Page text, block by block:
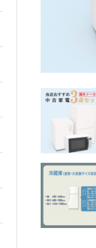
中古家電2点セット(冷
中古家電3点セット(冷
中古家電4点セット(冷
庫・洗濯機・レンジ・
中古家電5点セット（
庫・洗濯機・レンジ・
デジタルテレビ
その他テレビ
4Kテレビ
2.2kw(木造6畳～鉄筋
2.5kw(木造7畳～鉄筋
2.8kw(木造8畳～鉄筋
空気清浄機
ストーブ・ヒーター
その他冷暖房・空調